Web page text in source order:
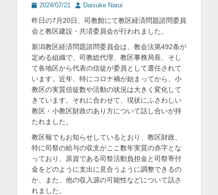
投
日
2024/07/21
投
者
Daisuke Narui
昨日の7月20日、司教館にて教区経済問題諮問委員
会と教区建設・共済委員会が行われました。
新潟教区経済問題諮問委員会は、教会法第492条が
定める組織で、司教総代理、教区事務局長、そし
て各地区から代表の信徒が委員として選任されて
います。近年、特にコロナ禍が始まってから、小
教区の実質信徒数や活動の状況は大きく変化して
きています。それに合わせて、現状にふさわしい
教区・小教区財政のあり方について話し合いが持
たれました。
教区報でもお知らせしているとおり、教区財政、
特に司祭の給与の収支がここ数年実質の赤字とな
っており、原資である司祭活動負担金と司祭寄付
金をどのように支出に見合うように調整できるの
か、また、他の収入源の可能性などについて話さ
れました。